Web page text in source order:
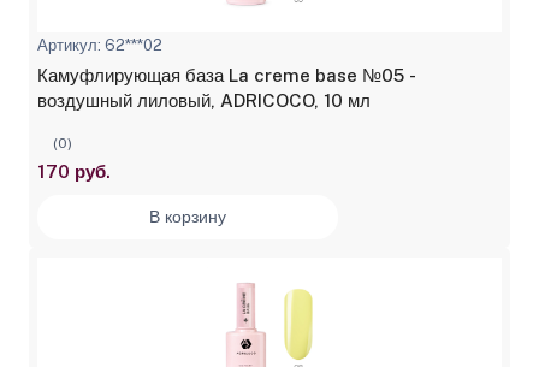
Артикул: 62***02
Камуфлирующая база La creme base №05 -
воздушный лиловый, ADRICOCO, 10 мл
(0)
170 руб.
В корзину